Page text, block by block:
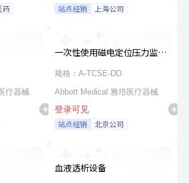
药 站点经销 上海公司
疗器械
一次性使用磁电定位压力监测
消融导管
规格：A-TCSE-DD
Abbott Medical 雅培医疗器械
登录可见
站点经销 北京公司
血液透析设备